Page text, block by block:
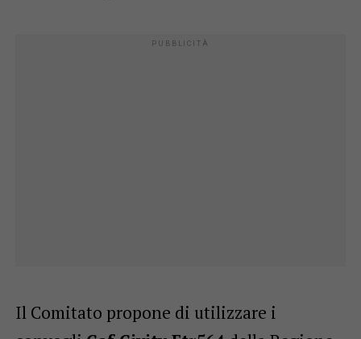
Il Comitato propone di utilizzare i